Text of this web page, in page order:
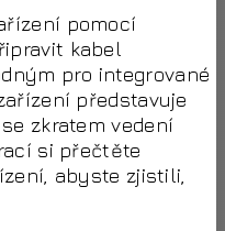
pomocí
kabel
pro integrované
představuje
zkratem vedení
si přečtěte
abyste zjistili,